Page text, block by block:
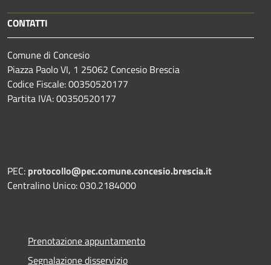
CONTATTI
Comune di Concesio
Piazza Paolo VI, 1 25062 Concesio Brescia
Codice Fiscale: 00350520177
Partita IVA: 00350520177
PEC: protocollo@pec.comune.concesio.brescia.it
Centralino Unico: 030.2184000
Prenotazione appuntamento
Segnalazione disservizio